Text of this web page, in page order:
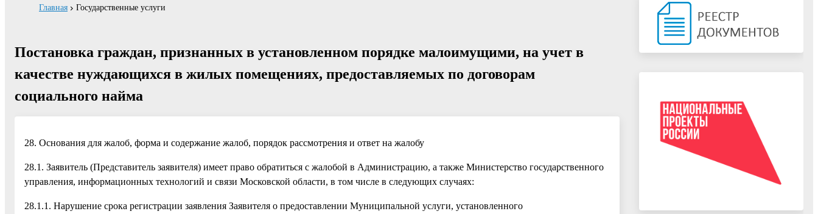
Главная Государственные услуги
Постановка граждан, признанных в установленном порядке малоимущими, на учет в
качестве нуждающихся в жилых помещениях, предоставляемых по договорам
социального найма
28. Основания для жалоб, форма и содержание жалоб, порядок рассмотрения и ответ на жалобу
28.1. Заявитель (Представитель заявителя) имеет право обратиться с жалобой в Администрацию, а также Министерство государственного
управления, информационных технологий и связи Московской области, в том числе в следующих случаях:
28.1.1. Нарушение срока регистрации заявления Заявителя о предоставлении Муниципальной услуги, установленного